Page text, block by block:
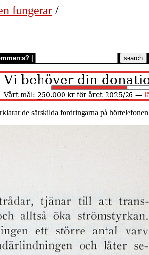
fungerar /
de särskilda fordringarna på